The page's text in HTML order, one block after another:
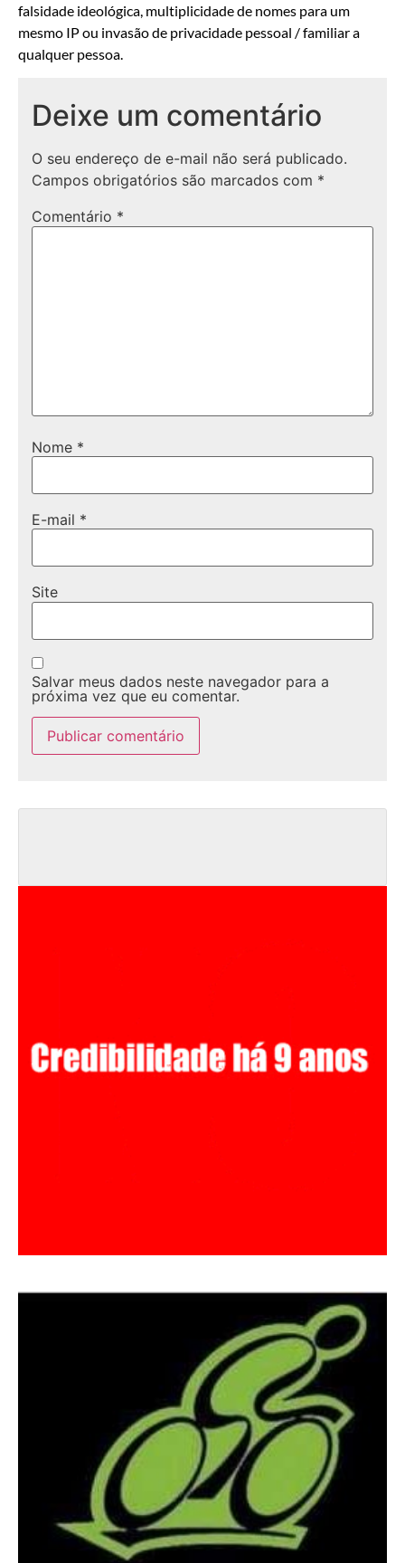
falsidade ideológica, multiplicidade de nomes para um
mesmo IP ou invasão de privacidade pessoal / familiar a
qualquer pessoa.
Deixe um comentário
O seu endereço de e-mail não será publicado.
Campos obrigatórios são marcados com *
Comentário *
Nome *
E-mail *
Site
Salvar meus dados neste navegador para a
próxima vez que eu comentar.